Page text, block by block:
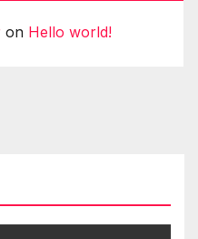
on Hello world!